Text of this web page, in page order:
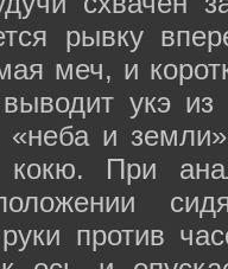
рывку
меч, и
укэ
и
кокю. При
против